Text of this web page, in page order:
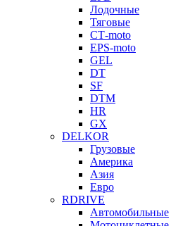
Лодочные
Тяговые
СТ-moto
EPS-moto
GEL
DT
SF
DTM
HR
GX
DELKOR
Грузовые
Америка
Азия
Евро
RDRIVE
Автомобильные